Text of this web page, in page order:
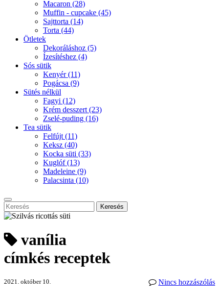
Macaron (28)
Muffin - cupcake (45)
Sajttorta (14)
Torta (44)
Ötletek
Dekoráláshoz (5)
Ízesítéshez (4)
Sós sütik
Kenyér(11)
Pogácsa (9)
Sütés nélkül
Fagyi (12)
Krém desszert (23)
Zselé-puding (16)
Tea sütik
Felfújt (11)
Keksz (40)
Kocka süti (33)
Kuglóf(13)
Madeleine (9)
Palacsinta (10)
Keresés
vanília
címkés receptek
Nincs hozzászólás
2021. október 10.